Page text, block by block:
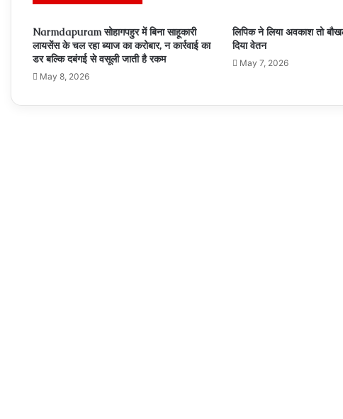
Narmdapuram सोहागपहुर में बिना साहूकारी
लायसेंस के चल रहा ब्‍याज का करोबार, न कार्रवाई का
डर बल्कि दबंगई से वसूली जाती है रकम
May 8, 2026
लिपिक ने लिया अवकाश तो
दिया वेतन
May 7, 2026